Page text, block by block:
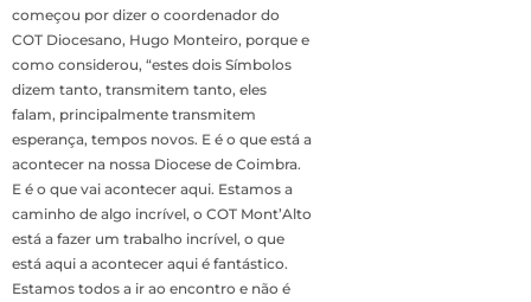
começou por dizer o coordenador do
COT Diocesano, Hugo Monteiro, porque e
como considerou, “estes dois Símbolos
dizem tanto, transmitem tanto, eles
falam, principalmente transmitem
esperança, tempos novos. E é o que está a
acontecer na nossa Diocese de Coimbra.
E é o que vai acontecer aqui. Estamos a
caminho de algo incrível, o COT Mont’Alto
está a fazer um trabalho incrível, o que
está aqui a acontecer aqui é fantástico.
Estamos todos a ir ao encontro e não é